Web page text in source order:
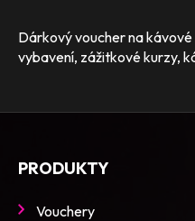
Dárkový voucher na
vybavení, zážitkové kurzy,
PRODUKTY
Vouchery